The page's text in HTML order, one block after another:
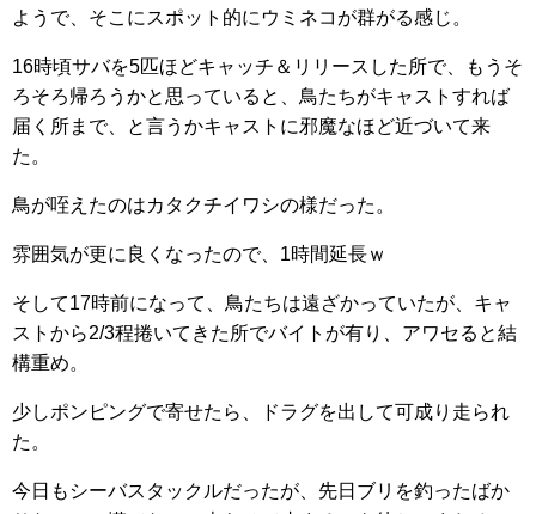
ようで、そこにスポット的にウミネコが群がる感じ。
16時頃サバを5匹ほどキャッチ＆リリースした所で、もうそ
ろそろ帰ろうかと思っていると、鳥たちがキャストすれば
届く所まで、と言うかキャストに邪魔なほど近づいて来
た。
鳥が咥えたのはカタクチイワシの様だった。
雰囲気が更に良くなったので、1時間延長ｗ
そして17時前になって、鳥たちは遠ざかっていたが、キャ
ストから2/3程捲いてきた所でバイトが有り、アワセると結
構重め。
少しポンピングで寄せたら、ドラグを出して可成り走られ
た。
今日もシーバスタックルだったが、先日ブリを釣ったばか